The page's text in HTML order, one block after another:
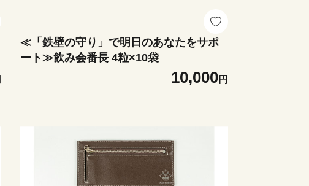
≪「鉄壁の守り」で明日のあなたをサポ
ート≫飲み会番長 4粒×10袋
10,000円